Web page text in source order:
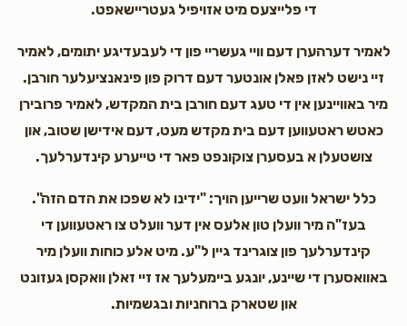
די פלייצעס מיט אזויפיל געטריישאפט.
לאמיר דערהערן דעם וויי געשריי פון די לעבעדיגע יתומים, לאמיר
זיי נישט לאזן פאלן אונטער דעם דרוק פון פינאנציעלער חורבן.
מיר באוויינען אין די טעג דעם חורבן בית המקדש, לאמיר פרובירן
כאטש ראטעווען דעם בית מקדש מעט, דעם אידישן שטוב, און
צושטעלן א בעסערן צוקונפט פאר די טייערע קינדערלעך.
כלל ישראל וועט שרייען הויך: "ידינו לא שפכו את הדם הזה".
בעז"ה מיר וועלן טון אלעס אין דער וועלט צו ראטעווען די
קינדערלעך פון צוגרינד גיין ל"ע. מיט אלע כוחות וועלן מיר
באוואסערן די שיינע, יונגע ביימעלעך אז זיי זאלן וואקסן געזונט
און שטארק ברוחניות ובגשמיות.